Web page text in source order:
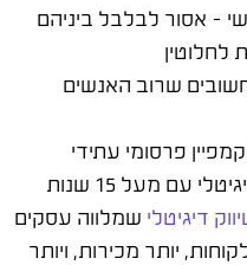
– אסור לבלבל ביניהם
לחלוטין
שרוב האנשים
פרסומי עתידי
, מומחה שיווק דיגיטלי עם מעל 15 שנות
דיגיטלי שמלווה עסקים
יותר מכירות, ויותר